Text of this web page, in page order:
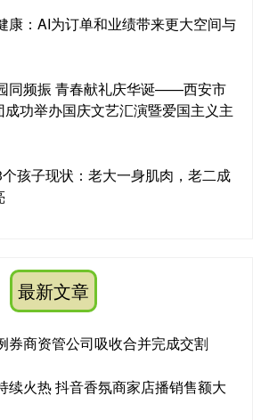
康：AI为订单和业绩带来更大空间与
同频振 青春献礼庆华诞——西安市
功举办国庆文艺汇演暨爱国主义主
孩子现状：老大一身肌肉，老二成
最新文章
券商资管公司吸收合并完成交割
续火热 抖音香氛商家店播销售额大